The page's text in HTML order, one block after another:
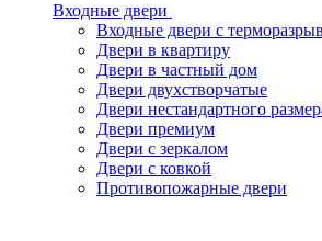
Входные двери
Входные двери с
Двери в квартиру
Двери в частный дом
Двери двухстворчатые
Двери нестандартного
Двери премиум
Двери с зеркалом
Двери с ковкой
Противопожарные двери